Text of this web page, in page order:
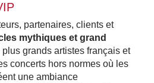
partenaires, clients et
mythiques et grand
grands artistes français et
concerts hors normes où les
une ambiance